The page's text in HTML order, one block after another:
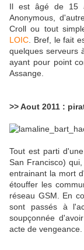
Il est âgé de 15
Anonymous,
Croll ou tout
LOIC . Bref, le fait
quelques serveurs
ayant pour point
Assange.
>> Aout 2011 :
Tout est parti
San Francisco)
entrainant la mort
étouffer les
réseau GSM. En
sont passés à
soupçonnée
acte de vengeance.